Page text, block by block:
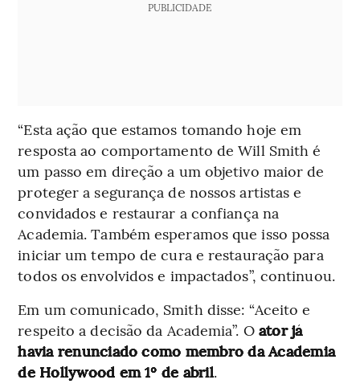
PUBLICIDADE
“Esta ação que estamos tomando hoje em
resposta ao comportamento de Will Smith é
um passo em direção a um objetivo maior de
proteger a segurança de nossos artistas e
convidados e restaurar a confiança na
Academia. Também esperamos que isso possa
iniciar um tempo de cura e restauração para
todos os envolvidos e impactados”, continuou.
Em um comunicado, Smith disse: “Aceito e
respeito a decisão da Academia”. O ator já
havia renunciado como membro da Academia
de Hollywood em 1º de abril.